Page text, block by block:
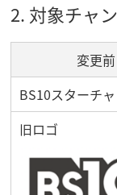
2. 対象チャ
変更前
BS10スターチ
旧ロゴ